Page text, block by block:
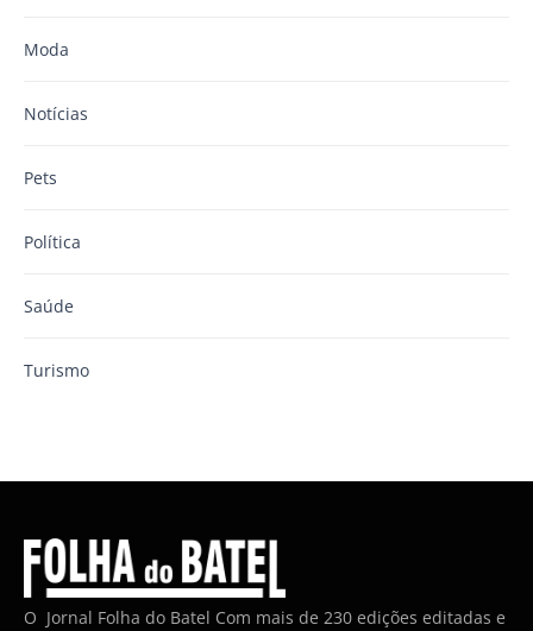
Moda
Notícias
Pets
Política
Saúde
Turismo
O Jornal Folha do Batel Com mais de 230 edições editadas e